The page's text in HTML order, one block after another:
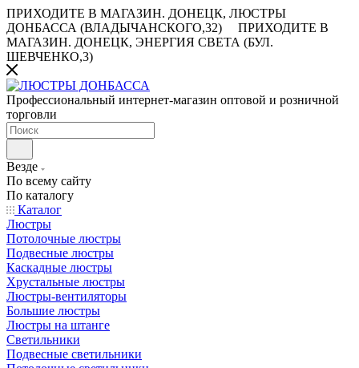
ПРИХОДИТЕ В МАГАЗИН. ДОНЕЦК, ЛЮСТРЫ
ДОНБАССА (ВЛАДЫЧАНСКОГО,32)
ПРИХОДИТЕ В
МАГАЗИН. ДОНЕЦК, ЭНЕРГИЯ СВЕТА (БУЛ.
ШЕВЧЕНКО,3)
Профессиональный интернет-магазин оптовой и розничной
торговли
Везде
По всему сайту
По каталогу
Каталог
Люстры
Потолочные люстры
Подвесные люстры
Каскадные люстры
Хрустальные люстры
Люстры-вентиляторы
Большие люстры
Люстры на штанге
Светильники
Подвесные светильники